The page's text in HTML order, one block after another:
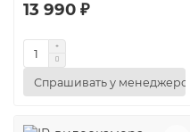
13 990 ₽
Спрашивать у менеджеров